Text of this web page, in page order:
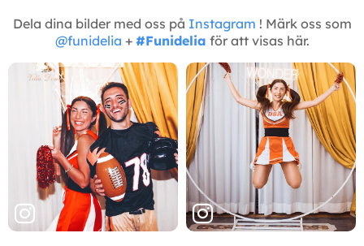
Dela dina bilder med oss på Instagram ! Märk oss som
@funidelia + #Funidelia för att visas här.